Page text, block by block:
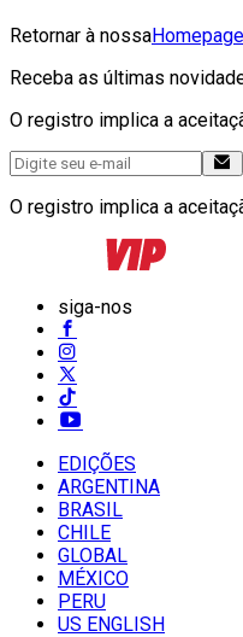
Retornar à nossaHomepage
Receba as últimas
O registro implica a
O registro implica a
siga-nos
EDIÇÕES
ARGENTINA
BRASIL
CHILE
GLOBAL
MÉXICO
PERU
US ENGLISH